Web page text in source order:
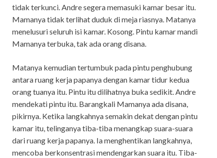
tidak terkunci. Andre segera memasuki kamar besar itu.
Mamanya tidak terlihat duduk di meja riasnya. Matanya
menelusuri seluruh isi kamar. Kosong. Pintu kamar mandi
Mamanya terbuka, tak ada orang disana.
Matanya kemudian tertumbuk pada pintu penghubung
antara ruang kerja papanya dengan kamar tidur kedua
orang tuanya itu. Pintu itu dilihatnya buka sedikit. Andre
mendekati pintu itu. Barangkali Mamanya ada disana,
pikirnya. Ketika langkahnya semakin dekat dengan pintu
kamar itu, telinganya tiba-tiba menangkap suara-suara
dari ruang kerja papanya. Ia menghentikan langkahnya,
mencoba berkonsentrasi mendengarkan suara itu. Tiba-